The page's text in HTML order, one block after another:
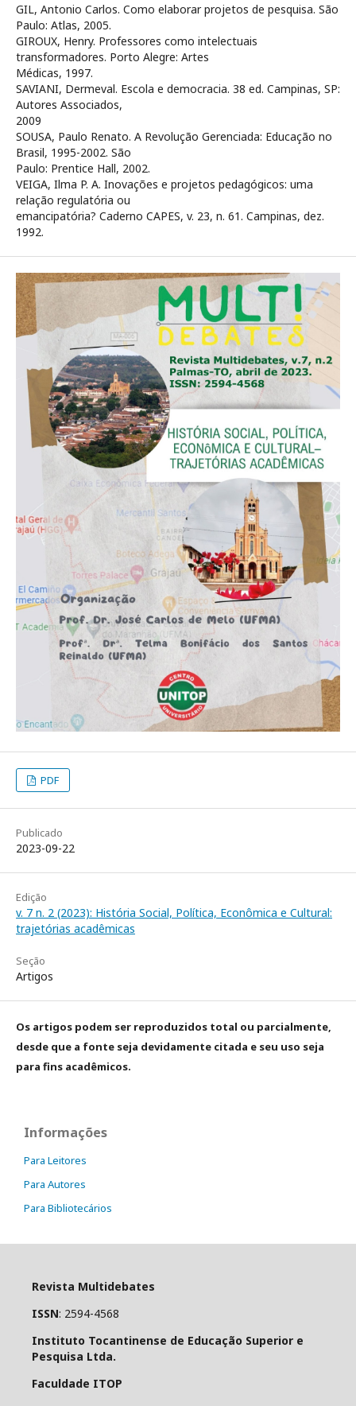
GIL, Antonio Carlos. Como elaborar projetos de pesquisa. São
Paulo: Atlas, 2005.
GIROUX, Henry. Professores como intelectuais
transformadores. Porto Alegre: Artes
Médicas, 1997.
SAVIANI, Dermeval. Escola e democracia. 38 ed. Campinas, SP:
Autores Associados,
2009
SOUSA, Paulo Renato. A Revolução Gerenciada: Educação no
Brasil, 1995-2002. São
Paulo: Prentice Hall, 2002.
VEIGA, Ilma P. A. Inovações e projetos pedagógicos: uma
relação regulatória ou
emancipatória? Caderno CAPES, v. 23, n. 61. Campinas, dez.
1992.
PDF
Publicado
2023-09-22
Edição
v. 7 n. 2 (2023): História Social, Política, Econômica e Cultural:
trajetórias acadêmicas
Seção
Artigos
Os artigos podem ser reproduzidos total ou parcialmente,
desde que a fonte seja devidamente citada e seu uso seja
para fins acadêmicos.
Informações
Para Leitores
Para Autores
Para Bibliotecários
Revista Multidebates
ISSN: 2594-4568
Instituto Tocantinense de Educação Superior e
Pesquisa Ltda.
Faculdade ITOP